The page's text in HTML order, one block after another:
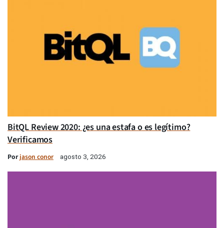
BitQL Review 2020: ¿es una estafa o es legítimo?
Verificamos
Porjason conor agosto 3, 2026